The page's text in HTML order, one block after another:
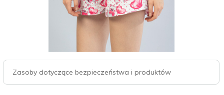
Zasoby dotyczące bezpieczeństwa i produktów